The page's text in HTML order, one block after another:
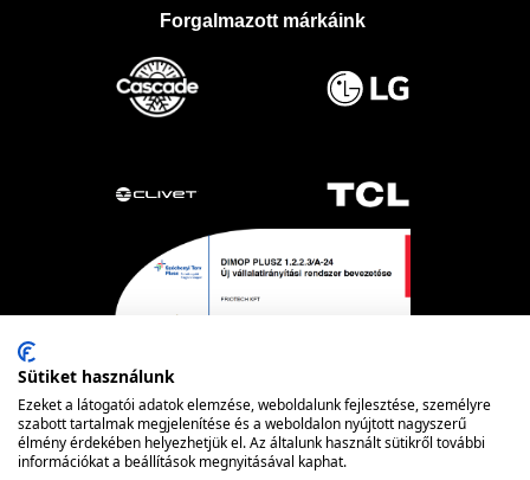
Forgalmazott márkáink
© FRIOTECHPowered by nopCommerce
Sütiket használunk
Ezeket a látogatói adatok elemzése, weboldalunk fejlesztése, személyre
szabott tartalmak megjelenítése és a weboldalon nyújtott nagyszerű
élmény érdekében helyezhetjük el. Az általunk használt sütikről további
információkat a beállítások megnyitásával kaphat.